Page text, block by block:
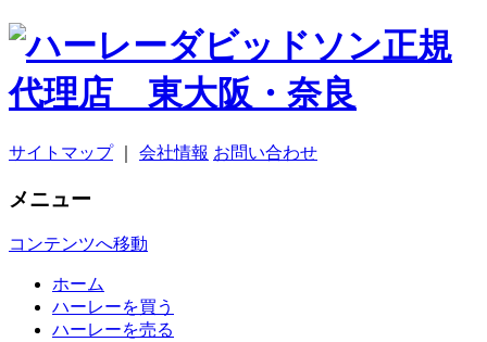
サイトマップ｜ 会社情報 お問い合わせ
メニュー
コンテンツへ移動
ホーム
ハーレーを買う
ハーレーを売る